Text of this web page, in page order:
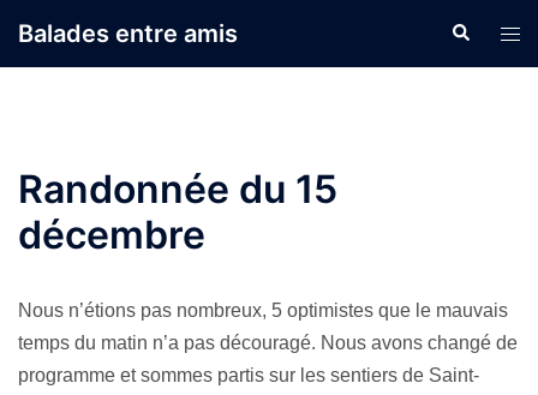
auBalades entre amis
le
Randonnée du 15
décembre
Nous n’étions pas nombreux, 5 optimistes que le mauvais
temps du matin n’a pas découragé. Nous avons changé de
programme et sommes partis sur les sentiers de Saint-